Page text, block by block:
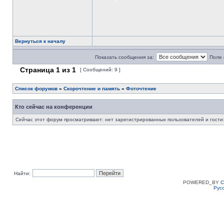
Вернуться к началу
Показать сообщения за: Поле
Страница 1 из 1 [ Сообщений: 9 ]
Список форумов » Скорочтение и память » Фоточтение
Кто сейчас на конференции
Сейчас этот форум просматривают: нет зарегистрированных пользователей и
Найти:
POWERED_BY